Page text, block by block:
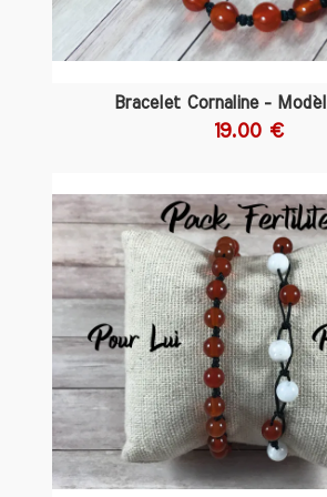
alliée précieuse.
L'utilisation de pierres
améliorer la fertilité
procréation. Que ce soit en
bijoux en pierre, en les
l'oreiller ou en les
méditations, les
ces cristaux dans votre vie
sont multiples.
important de garder à
pierres ne remplacent pas
Elles peuvent être un
mode de vie sain et à des
médicaux appropriés.
Suggestions d'utilisation
Bracelet Cornaline -
19.00 €